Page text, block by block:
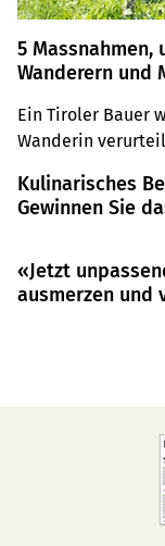
5 Massnahmen,
Wanderern und
Ein Tiroler Bauer
Wanderin
Kulinarisches
Gewinnen Sie
«Jetzt
ausmerzen und